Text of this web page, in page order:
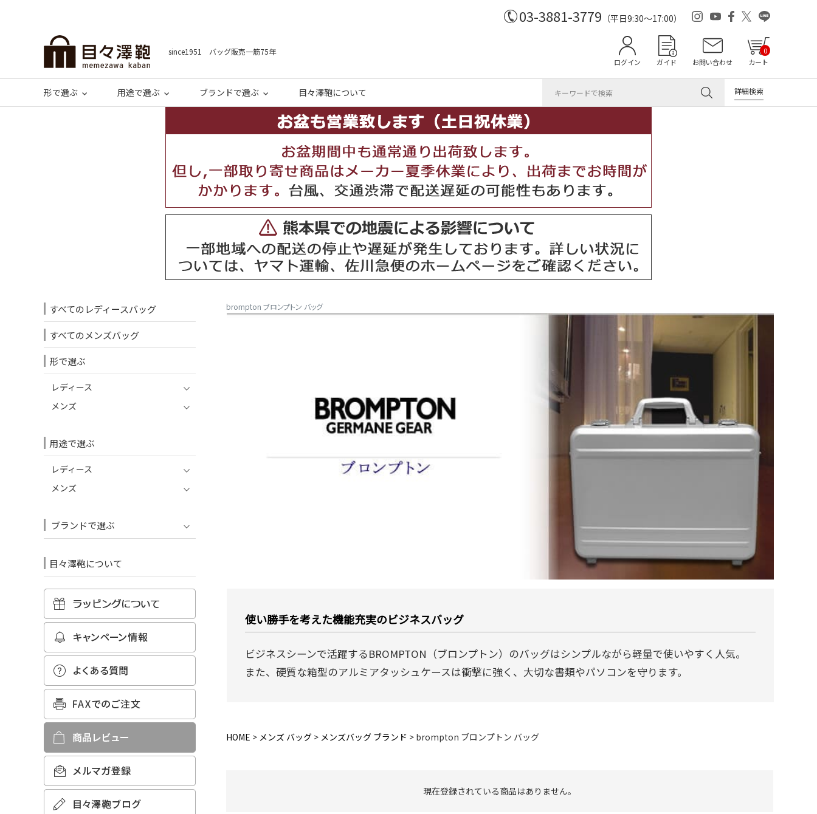
03-3881-3779 （平日9:30～17:00）
since1951 バッグ販売一筋75年
ログイン ガイド お問い合わせ カート
0
形で選ぶ 用途で選ぶ ブランドで選ぶ 目々澤鞄について 詳細検索
すべてのレディースバッグ
すべてのメンズバッグ
形で選ぶ
レディース
メンズ
用途で選ぶ
レディース
メンズ
ブランドで選ぶ
目々澤鞄について
brompton ブロンプトン バッグ
使い勝手を考えた機能充実のビジネスバッグ
ビジネスシーンで活躍するBROMPTON（ブロンプトン）のバッグはシンプルながら軽量で使いやすく人気。
また、硬質な箱型のアルミアタッシュケースは衝撃に強く、大切な書類やパソコンを守ります。
HOME メンズ バッグ メンズバッグ ブランド brompton ブロンプトン バッグ
現在登録されている商品はありません。